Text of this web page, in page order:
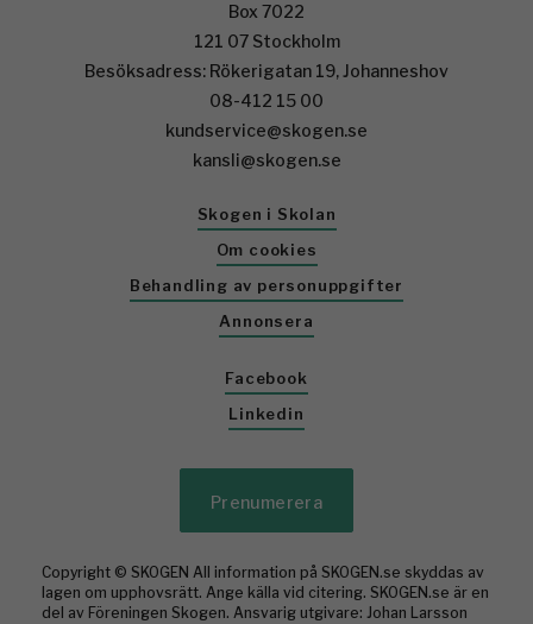
Box 7022
121 07 Stockholm
Besöksadress: Rökerigatan 19, Johanneshov
08-412 15 00
kundservice@skogen.se
kansli@skogen.se
Skogen i Skolan
Om cookies
Behandling av personuppgifter
Annonsera
Facebook
Linkedin
Prenumerera
Copyright © SKOGEN All information på SKOGEN.se skyddas av
lagen om upphovsrätt. Ange källa vid citering. SKOGEN.se är en
del av Föreningen Skogen. Ansvarig utgivare: Johan Larsson